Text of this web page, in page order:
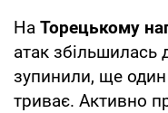
На Торецькому
атак збільшилась
зупинили, ще
триває. Активно